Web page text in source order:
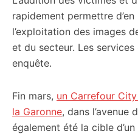
rapidement permettre
l’exploitation des images
et du secteur. Les
enquête.
Fin mars, un Carrefour
la Garonne, dans l’avenue
également été la cible